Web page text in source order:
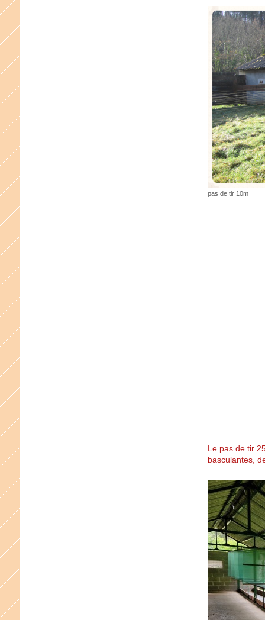
pas de tir 10m
Le pas de tir
basculantes,